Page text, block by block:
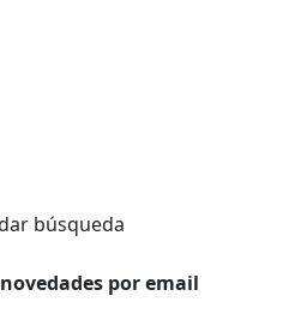
búsqueda
por email